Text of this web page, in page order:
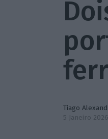
Tiago
5 Janeiro 2026